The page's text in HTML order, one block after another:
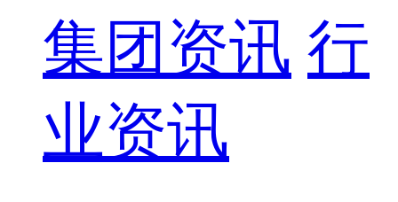
集团资讯 行
业资讯